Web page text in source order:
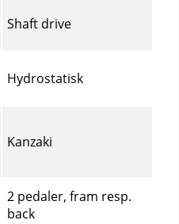
Shaft drive
Hydrostatisk
Kanzaki
2 pedaler, fram resp.
back